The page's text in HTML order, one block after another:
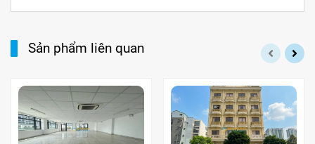
Sản phẩm liên quan